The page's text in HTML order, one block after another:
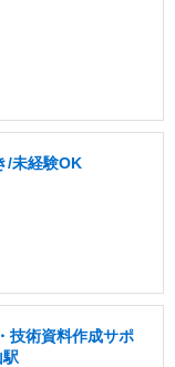
/未経験OK
技術資料作成サポ